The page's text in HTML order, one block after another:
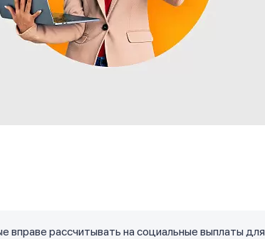
рассчитывать на социальные выплаты для